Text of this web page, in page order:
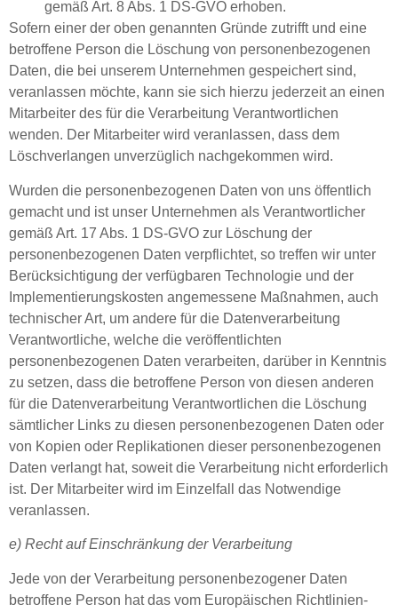
gemäß Art. 8 Abs. 1 DS-GVO erhoben.
Sofern einer der oben genannten Gründe zutrifft und eine
betroffene Person die Löschung von personenbezogenen
Daten, die bei unserem Unternehmen gespeichert sind,
veranlassen möchte, kann sie sich hierzu jederzeit an einen
Mitarbeiter des für die Verarbeitung Verantwortlichen
wenden. Der Mitarbeiter wird veranlassen, dass dem
Löschverlangen unverzüglich nachgekommen wird.
Wurden die personenbezogenen Daten von uns öffentlich
gemacht und ist unser Unternehmen als Verantwortlicher
gemäß Art. 17 Abs. 1 DS-GVO zur Löschung der
personenbezogenen Daten verpflichtet, so treffen wir unter
Berücksichtigung der verfügbaren Technologie und der
Implementierungskosten angemessene Maßnahmen, auch
technischer Art, um andere für die Datenverarbeitung
Verantwortliche, welche die veröffentlichten
personenbezogenen Daten verarbeiten, darüber in Kenntnis
zu setzen, dass die betroffene Person von diesen anderen
für die Datenverarbeitung Verantwortlichen die Löschung
sämtlicher Links zu diesen personenbezogenen Daten oder
von Kopien oder Replikationen dieser personenbezogenen
Daten verlangt hat, soweit die Verarbeitung nicht erforderlich
ist. Der Mitarbeiter wird im Einzelfall das Notwendige
veranlassen.
e) Recht auf Einschränkung der Verarbeitung
Jede von der Verarbeitung personenbezogener Daten
betroffene Person hat das vom Europäischen Richtlinien-